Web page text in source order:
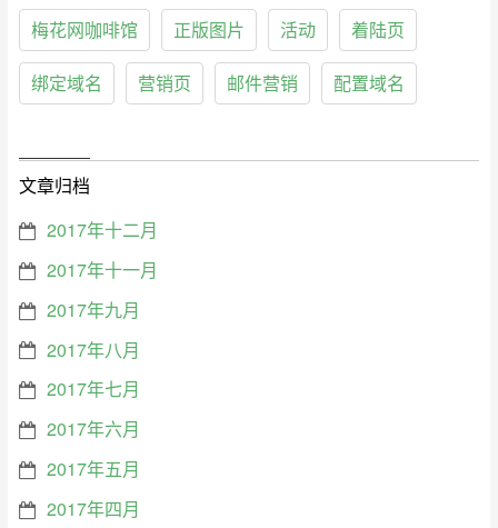
梅花网咖啡馆 正版图片 活动 着陆页
绑定域名 营销页 邮件营销 配置域名
文章归档
2017年十二月
2017年十一月
2017年九月
2017年八月
2017年七月
2017年六月
2017年五月
2017年四月